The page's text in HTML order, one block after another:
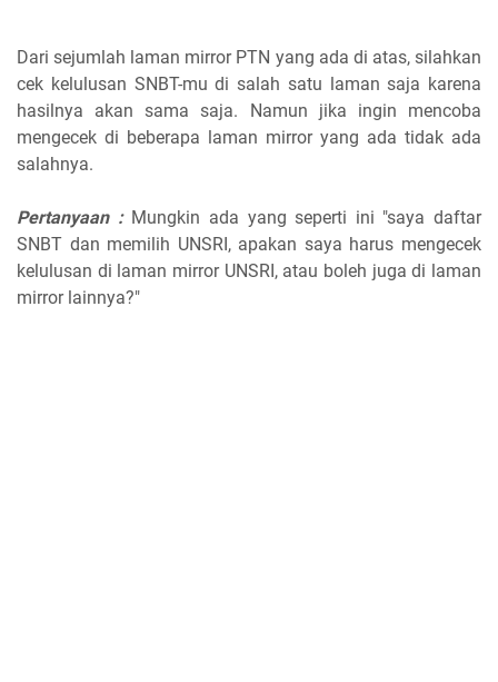
Dari sejumlah laman mirror PTN yang ada di atas, silahkan
cek kelulusan SNBT-mu di salah satu laman saja karena
hasilnya akan sama saja. Namun jika ingin mencoba
mengecek di beberapa laman mirror yang ada tidak ada
salahnya.
Pertanyaan :Mungkin ada yang seperti ini "saya daftar
SNBT dan memilih UNSRI, apakan saya harus mengecek
kelulusan di laman mirror UNSRI, atau boleh juga di laman
mirror lainnya?"